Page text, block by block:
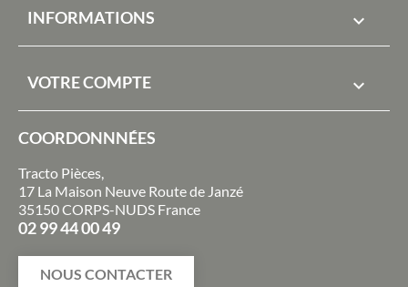
INFORMATIONS 
VOTRE COMPTE 
COORDONNNÉES
Tracto Pièces,
17 La Maison Neuve Route de Janzé
35150 CORPS-NUDS France
02 99 44 00 49
NOUS CONTACTER